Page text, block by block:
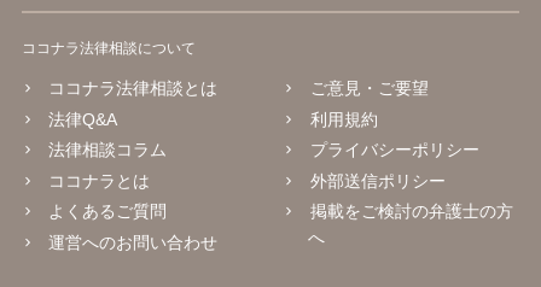
ココナラ法律相談について
ココナラ法律相談とは
法律Q&A
法律相談コラム
ココナラとは
よくあるご質問
運営へのお問い合わせ
ご意見・ご要望
利用規約
プライバシーポリシー
外部送信ポリシー
掲載をご検討の弁護士の方
へ